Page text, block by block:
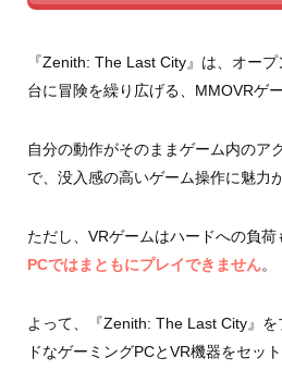
『Zenith: The Last City』は、オー
台に冒険を繰り広げる、MMOVRゲー
自分の動作がそのままゲーム内のア
で、没入感の高いゲーム操作に魅力
ただし、VRゲームはハードへの負荷
PCではまともにプレイできません。
よって、『Zenith: The Last City』
ドなゲーミングPCとVR機器をセッ